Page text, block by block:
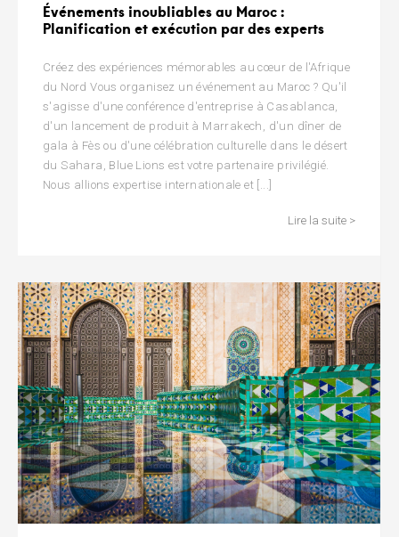
Événements inoubliables au Maroc :
Planification et exécution par des experts
Créez des expériences mémorables au cœur de l'Afrique
du Nord Vous organisez un événement au Maroc ? Qu'il
s'agisse d'une conférence d'entreprise à Casablanca,
d'un lancement de produit à Marrakech, d'un dîner de
gala à Fès ou d'une célébration culturelle dans le désert
du Sahara, Blue Lions est votre partenaire privilégié.
Nous allions expertise internationale et [...]
Lire la suite >